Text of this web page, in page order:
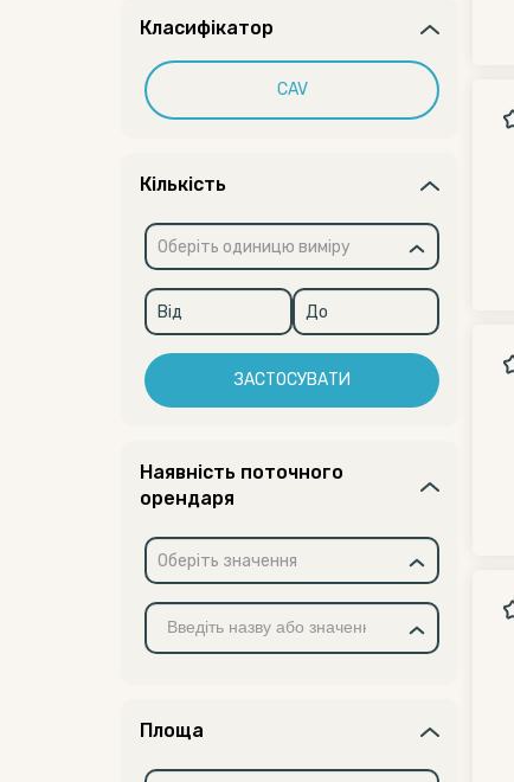
Класифікатор
CAV
Кількість
Оберіть одиницю виміру
ЗАСТОСУВАТИ
Наявність поточного
орендаря
Оберіть значення
Площа